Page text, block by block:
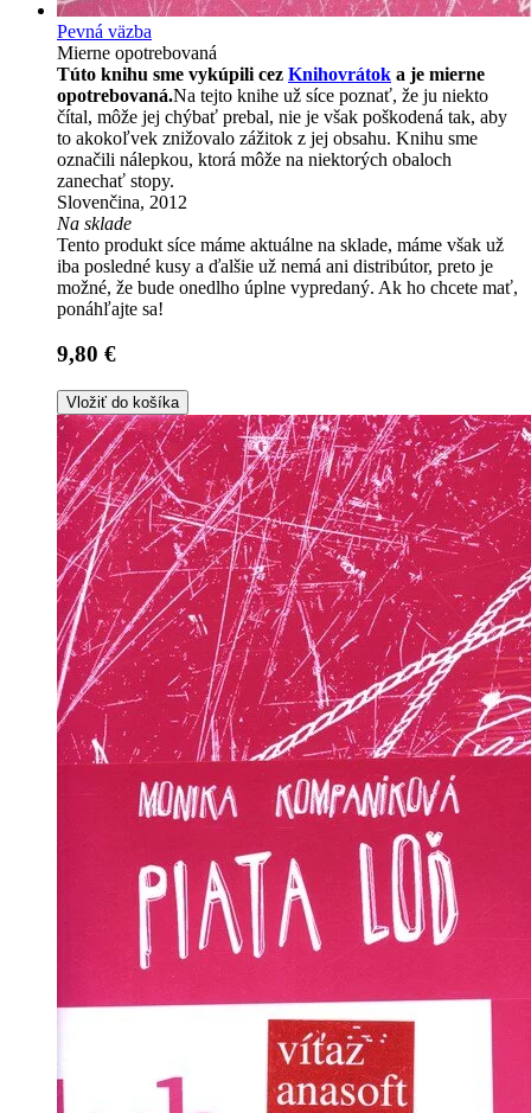
Pevná väzba
Mierne opotrebovaná
Túto knihu sme vykúpili cez Knihovrátok a je mierne
opotrebovaná.Na tejto knihe už síce poznať, že ju niekto
čítal, môže jej chýbať prebal, nie je však poškodená tak, aby
to akokoľvek znižovalo zážitok z jej obsahu. Knihu sme
označili nálepkou, ktorá môže na niektorých obaloch
zanechať stopy.
Slovenčina, 2012
Na sklade
Tento produkt síce máme aktuálne na sklade, máme však už
iba posledné kusy a ďalšie už nemá ani distribútor, preto je
možné, že bude onedlho úplne vypredaný. Ak ho chcete mať,
ponáhľajte sa!
9,80 €
Vložiť do košíka